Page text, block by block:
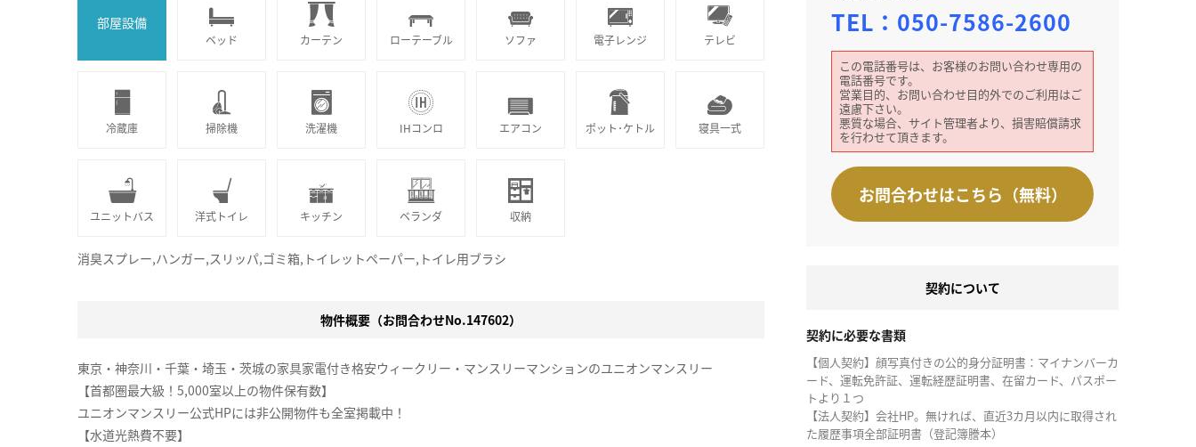
TEL： 050-7586-2600
この電話番号は、お客様のお問い合わせ専用の
電話番号です。
営業目的、お問い合わせ目的外でのご利用はご
遠慮下さい。
悪質な場合、サイト管理者より、損害賠償請求
を行わせて頂きます。
お問合わせはこちら（無料）
契約について
契約に必要な書類
【個人契約】顔写真付きの公的身分証明書：マイナンバーカ
ード、運転免許証、運転経歴証明書、在留カード、パスポー
トより１つ
【法人契約】会社HP。無ければ、直近3カ月以内に取得され
た履歴事項全部証明書（登記簿謄本）
部屋設備
ベッド カーテン ローテーブル ソファ 電子レンジ テレビ
冷蔵庫 掃除機 洗濯機 IHコンロ エアコン ポット･ケトル 寝具一式
ユニットバス 洋式トイレ キッチン ベランダ 収納
消臭スプレー,ハンガー,スリッパ,ゴミ箱,トイレットペーパー,トイレ用ブラシ
物件概要（お問合わせNo.147602）
東京・神奈川・千葉・埼玉・茨城の家具家電付き格安ウィークリー・マンスリーマンションのユニオンマンスリー
【首都圏最大級！5,000室以上の物件保有数】
ユニオンマンスリー公式HPには非公開物件も全室掲載中！
【水道光熱費不要】